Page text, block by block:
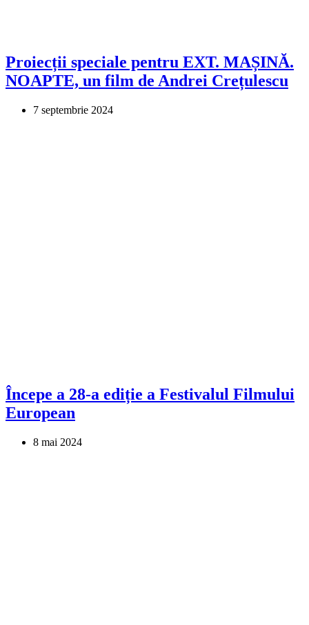
Proiecții speciale pentru EXT. MAȘINĂ.
NOAPTE, un film de Andrei Crețulescu
7 septembrie 2024
Începe a 28-a ediție a Festivalul Filmului
European
8 mai 2024